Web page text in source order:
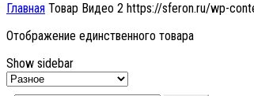
Главная Товар Видео 2 https://sferon.ru/wp-
Отображение единственного товара
Show sidebar